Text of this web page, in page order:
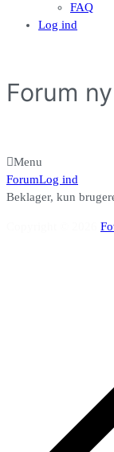
FAQ
Log ind
Forum ny
Menu
Forum
navigering
ForumLog ind
Beklager, kun